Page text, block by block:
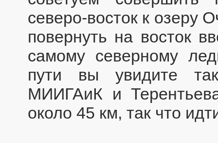
северо-восток к озеру
повернуть на восток
самому северному
пути вы увидите
МИИГАиК и
около 45 км, так что